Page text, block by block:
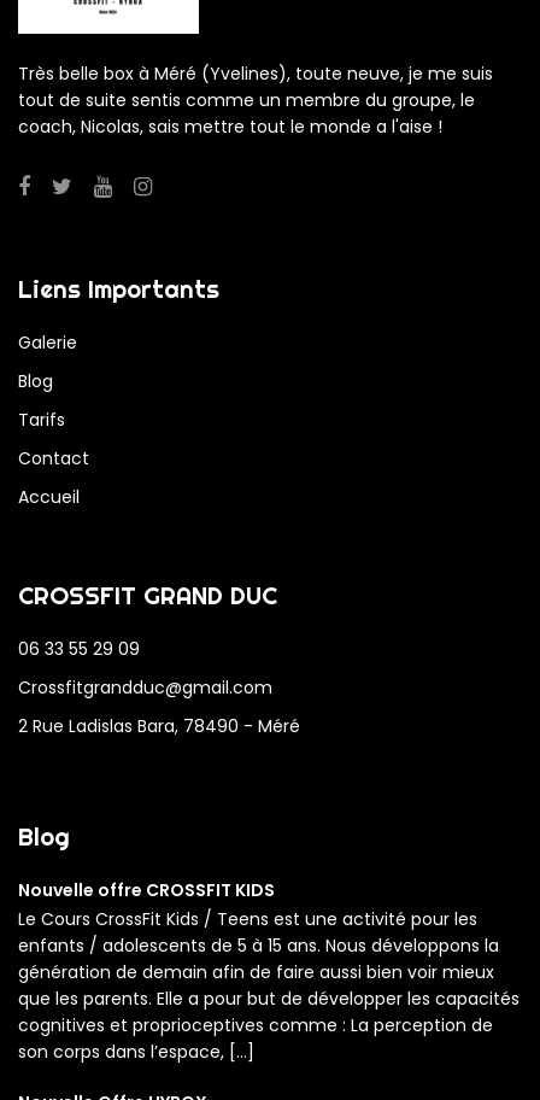
Très belle box à Méré (Yvelines), toute neuve, je me suis
tout de suite sentis comme un membre du groupe, le
coach, Nicolas, sais mettre tout le monde a l'aise !
Liens Importants
Galerie
Blog
Tarifs
Contact
Accueil
CROSSFIT GRAND DUC
06 33 55 29 09
Crossfitgrandduc@gmail.com
2 Rue Ladislas Bara, 78490 - Méré
Blog
Nouvelle offre CROSSFIT KIDS
Le Cours CrossFit Kids / Teens est une activité pour les
enfants / adolescents de 5 à 15 ans. Nous développons la
génération de demain afin de faire aussi bien voir mieux
que les parents. Elle a pour but de développer les capacités
cognitives et proprioceptives comme : La perception de
son corps dans l’espace, […]